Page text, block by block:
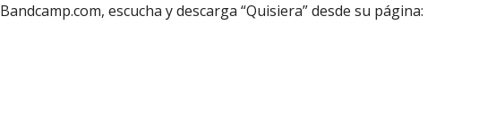
Bandcamp.com, escucha y descarga “Quisiera” desde su página: